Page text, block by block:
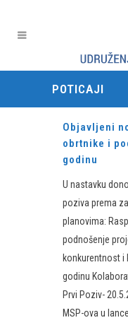
POTICAJI
Objavljeni
obrtnike i
godinu
U nastavku
poziva prema
planovima:
podnošenje
konkurentnost i
godinu
Prvi Poziv-
MSP-ova u